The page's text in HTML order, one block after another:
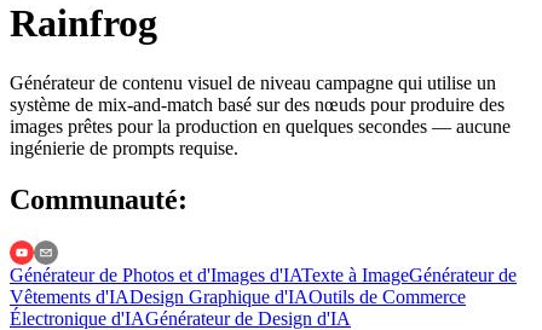
Rainfrog
Générateur de contenu visuel de niveau campagne qui utilise un
système de mix-and-match basé sur des nœuds pour produire des
images prêtes pour la production en quelques secondes — aucune
ingénierie de prompts requise.
Communauté:
Générateur de Photos et d'Images d'IATexte à ImageGénérateur de
Vêtements d'IADesign Graphique d'IAOutils de Commerce
Électronique d'IAGénérateur de Design d'IA